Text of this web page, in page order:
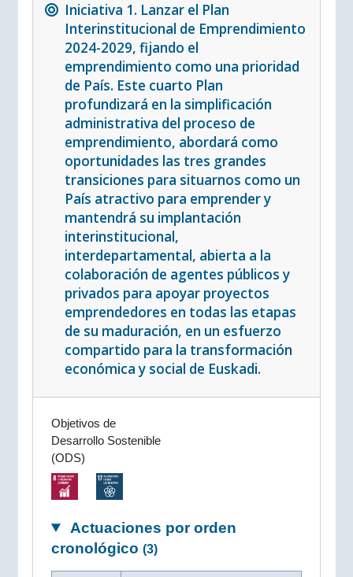
Iniciativa 1. Lanzar el Plan
Interinstitucional de Emprendimiento
2024-2029, fijando el
emprendimiento como una prioridad
de País. Este cuarto Plan
profundizará en la simplificación
administrativa del proceso de
emprendimiento, abordará como
oportunidades las tres grandes
transiciones para situarnos como un
País atractivo para emprender y
mantendrá su implantación
interinstitucional,
interdepartamental, abierta a la
colaboración de agentes públicos y
privados para apoyar proyectos
emprendedores en todas las etapas
de su maduración, en un esfuerzo
compartido para la transformación
económica y social de Euskadi.
Objetivos de
Desarrollo Sostenible
(ODS)
Actuaciones por orden
cronológico (3)